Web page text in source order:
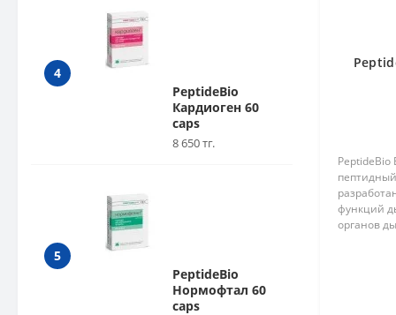
4
PeptideBio
Кардиоген 60
caps
8 650 тг.
5
PeptideBio
Нормофтал 60
caps
PeptideBio
функций
органов